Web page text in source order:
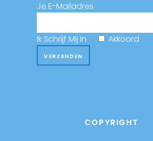
Je E-Mailadres
Ik Schrijf Mij In Akkoord
COPYRIGHT